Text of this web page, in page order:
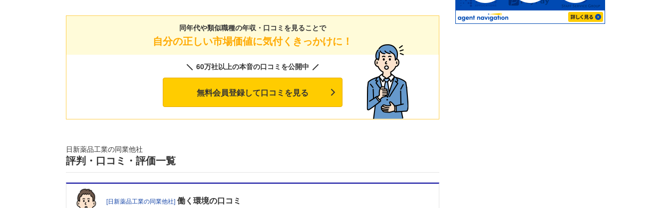
同年代や類似職種の年収・口コミを見ることで
自分の正しい市場価値に気付くきっかけに！
60万社以上の本音の口コミを公開中
無料会員登録して口コミを見る
日新薬品工業の同業他社
評判・口コミ・評価一覧
[日新薬品工業の同業他社] 働く環境の口コミ